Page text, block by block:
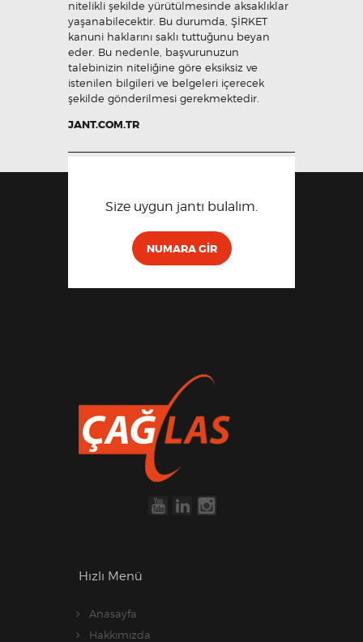
nitelikli şekilde yürütülmesinde aksaklıklar
yaşanabilecektir. Bu durumda, ŞİRKET
kanuni haklarını saklı tuttuğunu beyan
eder. Bu nedenle, başvurunuzun
talebinizin niteliğine göre eksiksiz ve
istenilen bilgileri ve belgeleri içerecek
şekilde gönderilmesi gerekmektedir.
JANT.COM.TR
Size uygun jantı bulalım.
NUMARA GIR
Hızlı Menü
Anasayfa
Hakkımızda